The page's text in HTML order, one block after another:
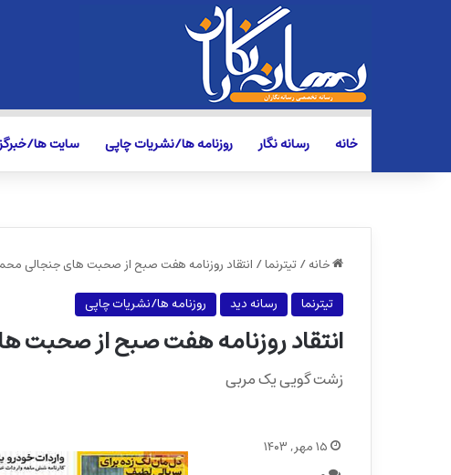
خانه رسانه نگار روزنامه ها/نشریات چاپی سایت ها/
خانه/تیترنما/ انتقاد روزنامه هفت صبح از صحبت های جنجالی
تیترنما
رسانه دید روزنامه ها/نشریات چاپی
انتقاد روزنامه هفت صبح از صحبت
زشت گویی یک مربی
۱۵ مهر, ۱۴۰۳